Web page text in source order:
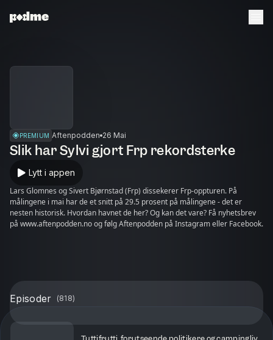
PREMIUM Aftenpodden 26 Mai
Slik har Sylvi gjort Frp rekordsterke
Lytt i appen
Lars Glomnes og Sivert Bjørnstad (Frp) dissekerer Frp-oppturen. På
målingene i mai har de et snitt på 29.5 prosent på målingene - det er
nesten historisk. Hvordan havnet de her? Og kan det vare? Få nyhetsbrev
på www.aftenpodden.no og følg Aftenpodden på Instagram eller Facebook.
Episoder (818)